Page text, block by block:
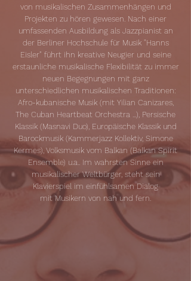
von musikalischen Zusammenhängen und
Projekten zu hören gewesen. Nach einer
umfassenden Ausbildung als Jazzpianist an
der Berliner Hochschule für Musik "Hanns
Eisler" führt ihn kreative Neugier und seine
erstaunliche musikalische Flexibilität zu immer
neuen Begegnungen mit ganz
unterschiedlichen musikalischen Traditionen:
Afro-kubanische Musik (mit Yilian Canizares,
The Cuban Heartbeat Orchestra ...), Persische
Klassik (Masnavi Duo), Europäische Klassik und
Barockmusik (Kammerjazz Kollektiv, Simone
Kermes), Volksmusik vom Balkan (Balkan Spirit
Ensemble) u.a.. Im wahrsten Sinne ein
musikalischer Weltbürger, steht sein
Klavierspiel im einfühlsamen Dialog
mit Musikern von nah und fern.